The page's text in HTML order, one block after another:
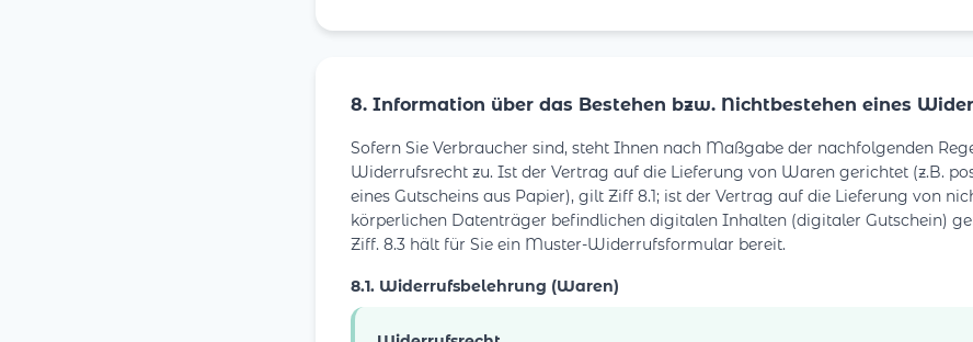
8. Information über das Bestehen bzw. Nichtbestehen eines
Sofern Sie Verbraucher sind, steht Ihnen nach Maßgabe der nachfolgenden
Widerrufsrecht zu. Ist der Vertrag auf die Lieferung von Waren gerichtet (z.B.
eines Gutscheins aus Papier), gilt Ziff 8.1; ist der Vertrag auf die Lieferung von
körperlichen Datenträger befindlichen digitalen Inhalten (digitaler Gutschein)
Ziff. 8.3 hält für Sie ein Muster-Widerrufsformular bereit.
8.1. Widerrufsbelehrung (Waren)